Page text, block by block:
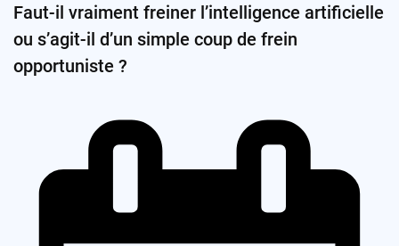
Faut-il vraiment freiner l’intelligence artificielle
ou s’agit-il d’un simple coup de frein
opportuniste ?